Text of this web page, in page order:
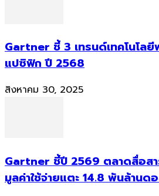
Gartner ชี้ 3 เทรนด์เทคโนโลยี
แปซิฟิก ปี 2568
สิงหาคม 30, 2025
Gartner ชี้ปี 2569 ตลาดสื่อสา
มูลค่าใช้จ่ายแตะ 14.8 พันล้านด